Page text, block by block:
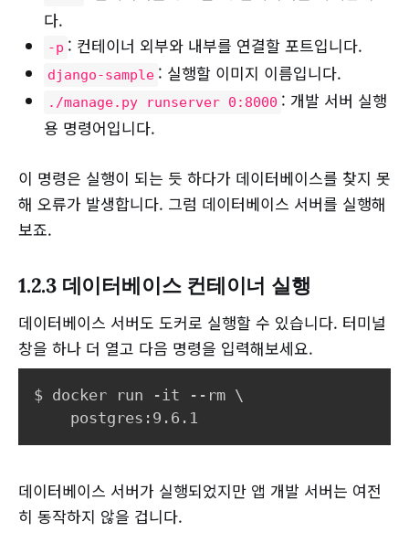
다.
-p : 컨테이너 외부와 내부를 연결할 포트입니다.
django-sample : 실행할 이미지 이름입니다.
./manage.py runserver 0:8000 : 개발 서버 실행
용 명령어입니다.
이 명령은 실행이 되는 듯 하다가 데이터베이스를 찾지 못
해 오류가 발생합니다. 그럼 데이터베이스 서버를 실행해
보죠.
1.2.3 데이터베이스 컨테이너 실행
데이터베이스 서버도 도커로 실행할 수 있습니다. 터미널
창을 하나 더 열고 다음 명령을 입력해보세요.
$ docker run -it --rm \
데이터베이스 서버가 실행되었지만 앱 개발 서버는 여전
히 동작하지 않을 겁니다.